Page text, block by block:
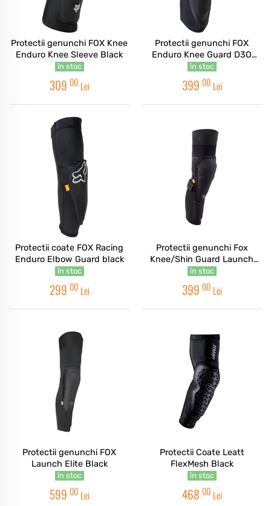
Protectii genunchi FOX Knee
Enduro Knee Sleeve Black
în stoc
309 00 Lei
Protectii genunchi FOX
Enduro Knee Guard D3O
Enduro Black
în stoc
399 00 Lei
Protectii coate FOX Racing
Enduro Elbow Guard black
în stoc
299 00 Lei
Protectii genunchi Fox
Knee/Shin Guard Launch
Black
în stoc
399 00 Lei
Protectii genunchi FOX
Launch Elite Black
în stoc
599 00 Lei
Protectii Coate Leatt
FlexMesh Black
în stoc
468 00 Lei